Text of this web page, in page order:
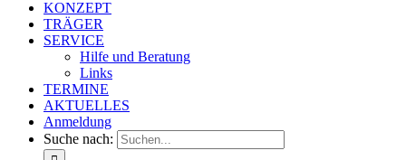
KONZEPT
TRÄGER
SERVICE
Hilfe und Beratung
Links
TERMINE
AKTUELLES
Anmeldung
Suche nach: